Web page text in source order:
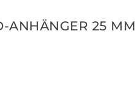
ANHÄNGER 25 MM